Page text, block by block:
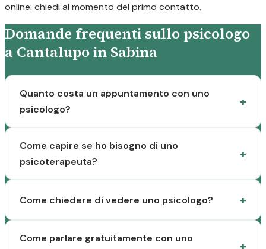
online: chiedi al momento del primo contatto.
Domande frequenti sullo psicologo
a Cantalupo in Sabina
Quanto costa un appuntamento con uno
psicologo?
Come capire se ho bisogno di uno
psicoterapeuta?
Come chiedere di vedere uno psicologo?
Come parlare gratuitamente con uno